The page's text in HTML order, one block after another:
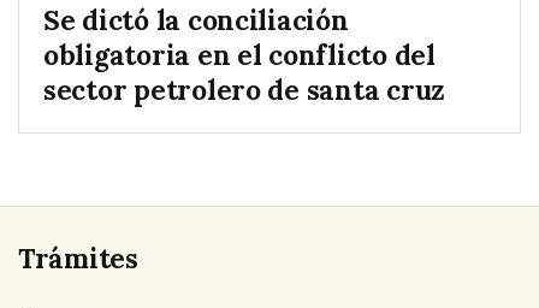
Se dictó la conciliación
obligatoria en el conflicto del
sector petrolero de santa cruz
Trámites